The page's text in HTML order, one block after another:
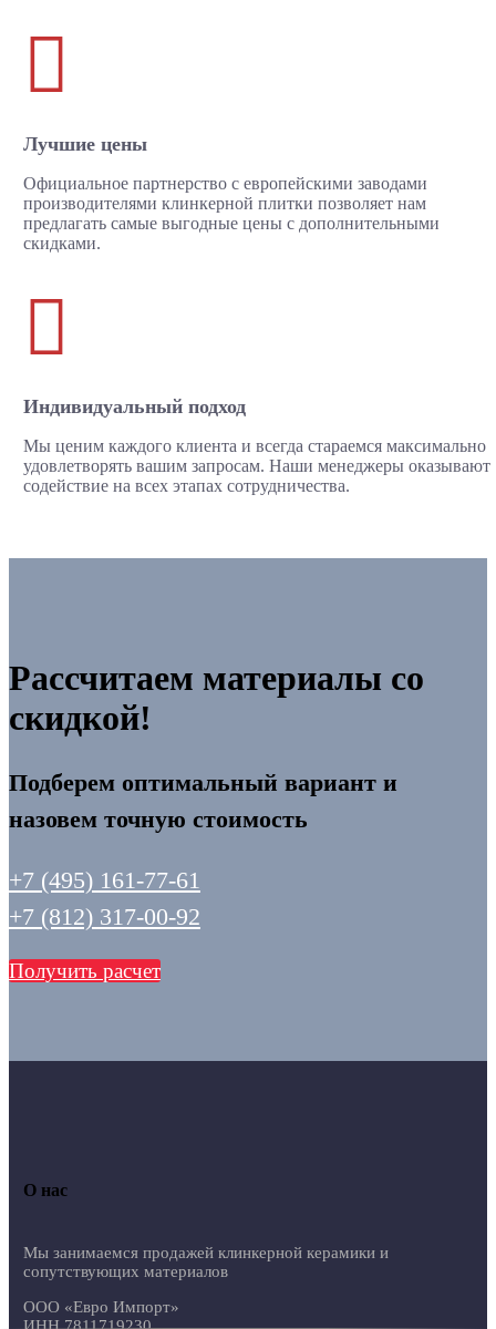

Лучшие цены
Официальное партнерство с европейскими заводами
производителями клинкерной плитки позволяет нам
предлагать самые выгодные цены с дополнительными
скидками.

Индивидуальный подход
Мы ценим каждого клиента и всегда стараемся максимально
удовлетворять вашим запросам. Наши менеджеры оказывают
содействие на всех этапах сотрудничества.
Рассчитаем материалы со
скидкой!
Подберем оптимальный вариант и
назовем точную стоимость
+7 (495) 161-77-61
+7 (812) 317-00-92
Получить расчет
О нас
Мы занимаемся продажей клинкерной керамики и
сопутствующих материалов
ООО «Евро Импорт»
ИНН 7811719230